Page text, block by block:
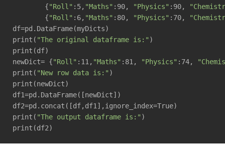
        {
"Roll" :5, "Maths" :90, "Physics" :90,
        {
"Roll" :6, "Maths" :80, "Physics" :70,
df=pd.DataFrame(myDicts)
print( "The original dataframe is:" )
print(df)
newDict= {"Roll" :11, "Maths" :81, "Physics" :74,
print( "New row data is:" )
print(newDict)
df1=pd.DataFrame([newDict])
df2=pd.concat([df,df1],ignore_index=True)
print( "The output dataframe is:" )
print(df2)